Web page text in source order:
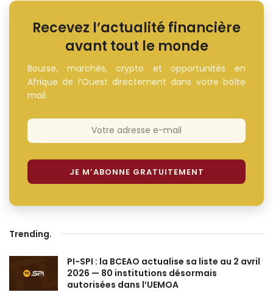
Recevez l’actualité financière
avant tout le monde
Bourse, marchés, crypto et opportunités en
Afrique de l’Ouest directement dans votre boîte
mail.
Trending.
PI-SPI : la BCEAO actualise sa liste au 2 avril
2026 — 80 institutions désormais
autorisées dans l’UEMOA